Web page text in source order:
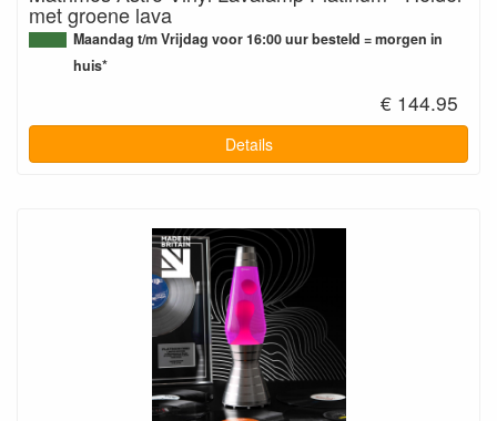
met groene lava
Maandag t/m Vrijdag voor 16:00 uur besteld = morgen in
huis*
€ 144.95
Details